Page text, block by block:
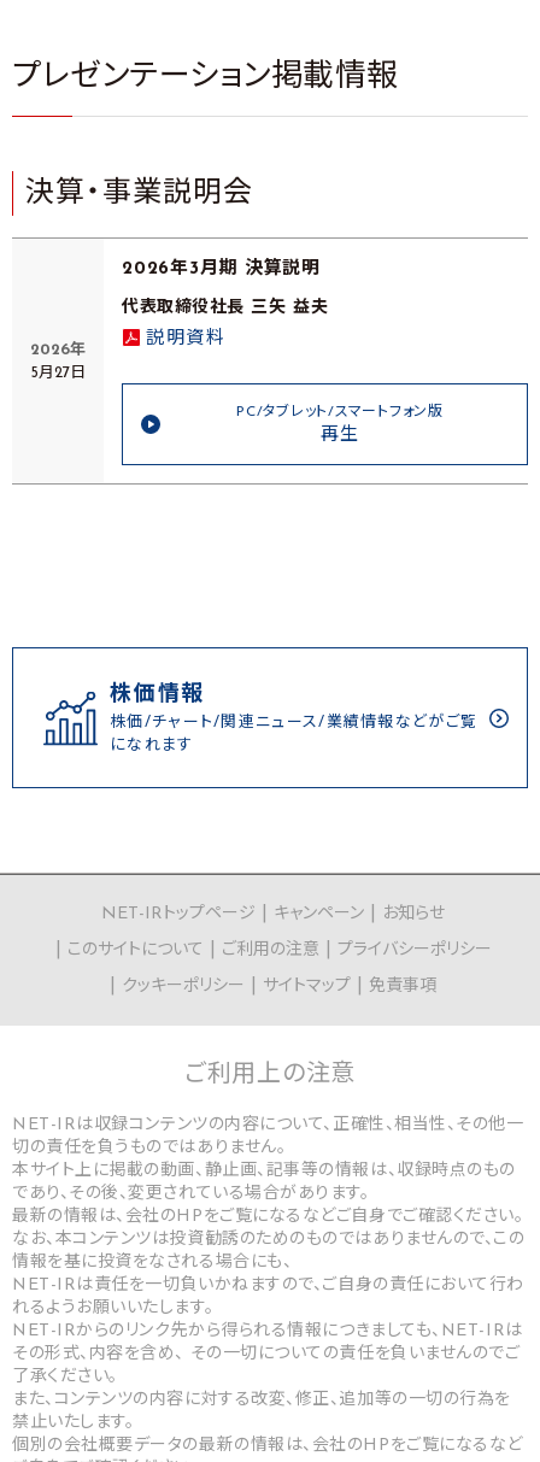
プレゼンテーション掲載情報
決算・事業説明会
2026年
5月27日
2026年3月期 決算説明
代表取締役社長 三矢 益夫
説明資料
PC/タブレット/スマートフォン版
再生
株価情報
株価/チャート/関連ニュース/業績情報などがご覧
になれます
NET-IRトップページ キャンペーン
お知らせ
このサイトについて
ご利用の注意
プライバシーポリシー
クッキーポリシー
サイトマップ 免責事項
ご利用上の注意
NET-IRは収録コンテンツの内容について、正確性、相当性、その他一
切の責任を負うものではありません。
本サイト上に掲載の動画、静止画、記事等の情報は、収録時点のもの
であり、その後、変更されている場合があります。
最新の情報は、会社のHPをご覧になるなどご自身でご確認ください。
なお、本コンテンツは投資勧誘のためのものではありませんので、この
情報を基に投資をなされる場合にも、
NET-IRは責任を一切負いかねますので、ご自身の責任において行わ
れるようお願いいたします。
NET-IRからのリンク先から得られる情報につきましても、NET-IRは
その形式、内容を含め、 その一切についての責任を負いませんのでご
了承ください。
また、コンテンツの内容に対する改変、修正、追加等の一切の行為を
禁止いたします。
個別の会社概要データの最新の情報は、会社のHPをご覧になるなど